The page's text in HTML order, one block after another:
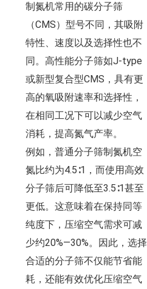
制氮机常用的碳分子筛
（CMS）型号不同，其吸附
特性、速度以及选择性也不
同。高性能分子筛如J-type
或新型复合型CMS，具有更
高的氧吸附速率和选择性，
在相同工况下可以减少空气
消耗，提高氮气产率。
例如，普通分子筛制氮机空
氮比约为4.5∶1，而使用高效
分子筛后可降低至3.5∶1甚至
更低。这意味着在保持同等
纯度下，压缩空气需求可减
少约20%—30%。因此，选择
合适的分子筛不仅能节省能
耗，还能有效优化压缩空气